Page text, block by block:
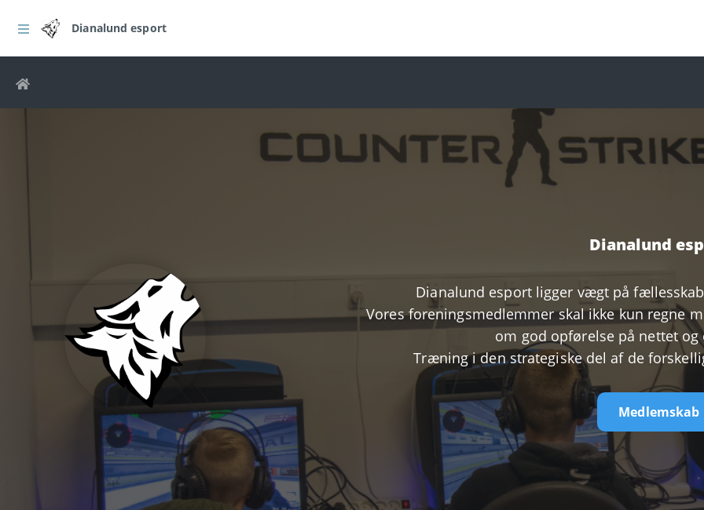
Dianalund esport
Dianalund
Dianalund esport ligger vægt på
Vores foreningsmedlemmer skal ikke kun regne
om god opførelse på nettet
Træning i den strategiske del af de
Medlemskab